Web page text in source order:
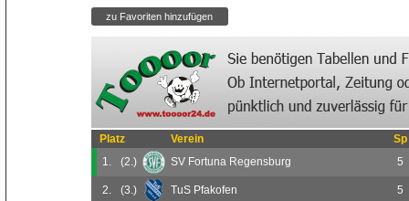
Platz Verein
Sp
1.
(2.) SV Fortuna Regensburg 5
2. (3.) TuS Pfakofen 5